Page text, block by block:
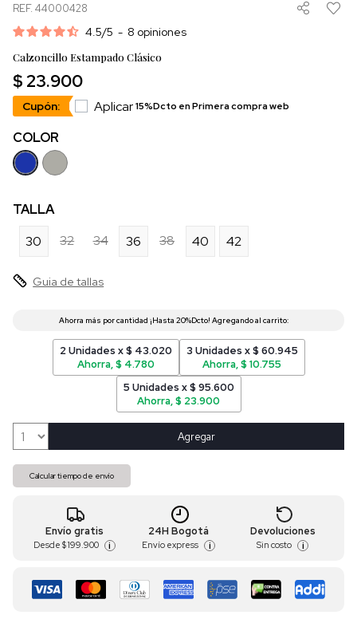
REF. 44000428
4.5/5 - 8 opiniones
Calzoncillo Estampado Clásico
$ 23.900
Cupón: Aplicar15%Dcto en Primera compra web
COLOR
TALLA
30
32 34 36 38 40 42
Guia de tallas
2 Unidades x $ 43.020
Ahorra, $ 4.780
3 Unidades x $ 60.945
Ahorra, $ 10.755
5 Unidades x $ 95.600
Ahorra, $ 23.900
Agregar
Calcular tiempo de envío
Envío gratis
Desde $ 199.900 i
24H Bogotá
Envío express i
Devoluciones
Sin costo i